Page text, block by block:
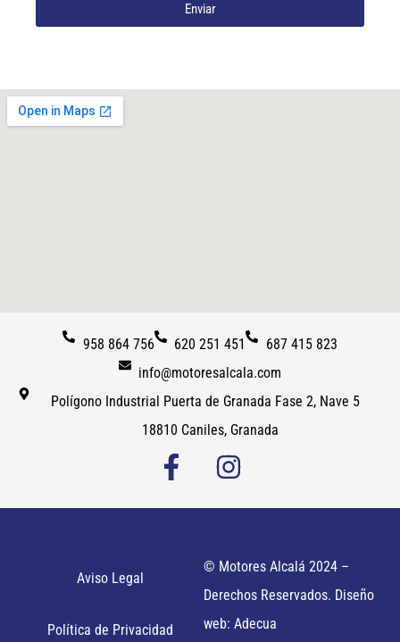
Enviar
958 864 756 620 251 451
687 415 823
info@motoresalcala.com
Polígono Industrial Puerta de Granada Fase 2, Nave 5
18810 Caniles, Granada
Aviso Legal
Política de Privacidad
© Motores Alcalá 2024 –
Derechos Reservados. Diseño
web: Adecua